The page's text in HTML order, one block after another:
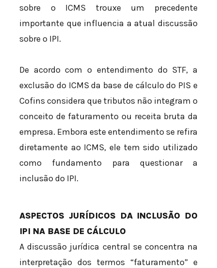
sobre o ICMS trouxe um precedente
importante que influencia a atual discussão
sobre o IPI.
De acordo com o entendimento do STF, a
exclusão do ICMS da base de cálculo do PIS e
Cofins considera que tributos não integram o
conceito de faturamento ou receita bruta da
empresa. Embora este entendimento se refira
diretamente ao ICMS, ele tem sido utilizado
como fundamento para questionar a
inclusão do IPI.
ASPECTOS JURÍDICOS DA INCLUSÃO DO
IPI NA BASE DE CÁLCULO
A discussão jurídica central se concentra na
interpretação dos termos “faturamento” e